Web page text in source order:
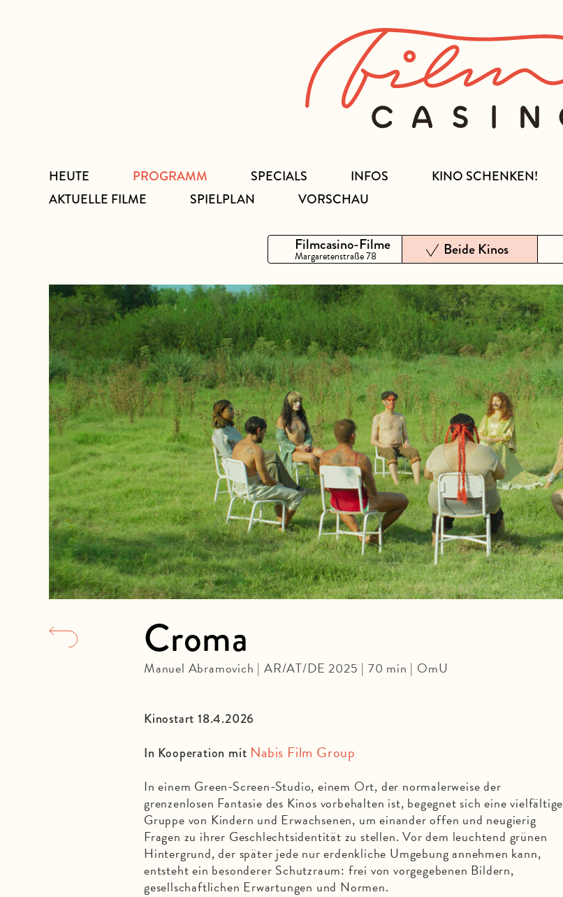
HEUTE
PROGRAMM
AKTUELLE FILME
SPIELPLAN VORSCHAU
SPECIALS INFOS KINO SCHENKEN!
Filmcasino-Filme
Margaretenstraße 78 Beide Kinos
Croma
Manuel Abramovich | AR/AT/DE 2025 | 70 min | OmU
Kinostart 18.4.2026
In Kooperation mit Nabis Film Group
In einem Green-Screen-Studio, einem Ort, der normalerweise der
grenzenlosen Fantasie des Kinos vorbehalten ist, begegnet sich eine vielfältige
Gruppe von Kindern und Erwachsenen, um einander offen und neugierig
Fragen zu ihrer Geschlechtsidentität zu stellen. Vor dem leuchtend grünen
Hintergrund, der später jede nur erdenkliche Umgebung annehmen kann,
entsteht ein besonderer Schutzraum: frei von vorgegebenen Bildern,
gesellschaftlichen Erwartungen und Normen.